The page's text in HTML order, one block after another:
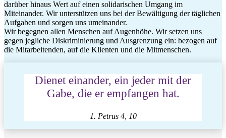
darüber hinaus Wert auf einen solidarischen Umgang im
Miteinander. Wir unterstützen uns bei der Bewältigung der täglichen
Aufgaben und sorgen uns umeinander.
Wir begegnen allen Menschen auf Augenhöhe. Wir setzen uns
gegen jegliche Diskriminierung und Ausgrenzung ein: bezogen auf
die Mitarbeitenden, auf die Klienten und die Mitmenschen.
Dienet einander, ein jeder mit der
Gabe, die er empfangen hat.
1. Petrus 4, 10